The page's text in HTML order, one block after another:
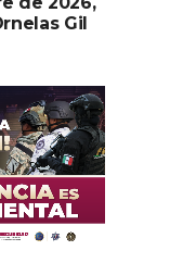
Gil